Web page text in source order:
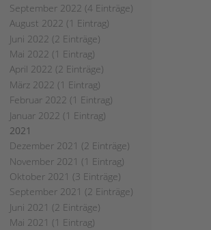
September 2022 (4 Einträge)
August 2022 (1 Eintrag)
Juni 2022 (2 Einträge)
Mai 2022 (1 Eintrag)
April 2022 (2 Einträge)
März 2022 (1 Eintrag)
Februar 2022 (1 Eintrag)
Januar 2022 (1 Eintrag)
2021
Dezember 2021 (2 Einträge)
November 2021 (1 Eintrag)
Oktober 2021 (3 Einträge)
September 2021 (2 Einträge)
Juni 2021 (2 Einträge)
Mai 2021 (1 Eintrag)